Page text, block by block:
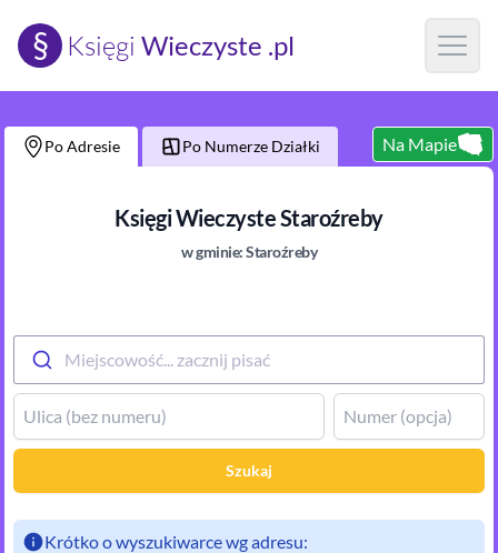
§ Księgi Wieczyste .pl Open
Po Adresie Po Numerze Działki Na Mapie
Księgi WieczysteStaroźreby
w gminie:Staroźreby
Miejscowość... zacznij pisać
Szukaj
Krótko o wyszukiwarce wg adresu: